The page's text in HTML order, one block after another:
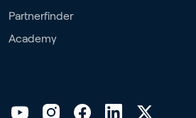
Partnerfinder
Academy